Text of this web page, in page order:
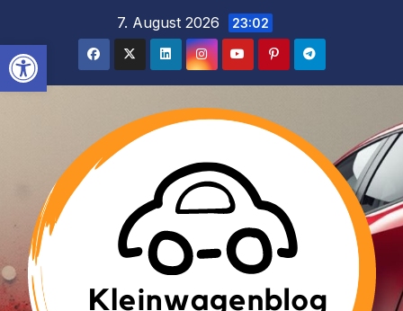
Werkzeugleiste öffnen
springen
7. August 2026 23:02